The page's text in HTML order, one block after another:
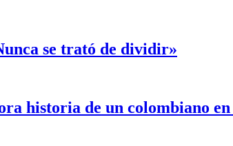
se trató de dividir»
historia de un colombiano